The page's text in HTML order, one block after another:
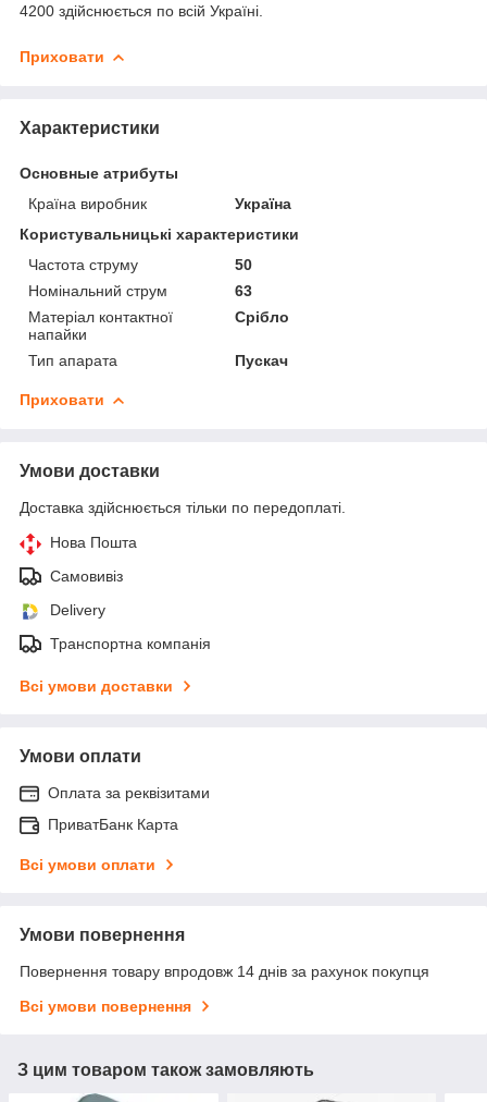
4200 здійснюється по всій Україні.
Приховати
Характеристики
Основные атрибуты
Країна виробник
Україна
Користувальницькі характеристики
Частота струму
50
Номінальний струм
63
Матеріал контактної
напайки
Срібло
Тип апарата Пускач
Приховати
Умови доставки
Доставка здійснюється тільки по передоплаті.
Нова Пошта
Самовивіз
Delivery
Транспортна компанія
Всі умови доставки
Умови оплати
Оплата за реквізитами
ПриватБанк Карта
Всі умови оплати
Умови повернення
Повернення товару впродовж 14 днів за рахунок покупця
Всі умови повернення
З цим товаром також замовляють